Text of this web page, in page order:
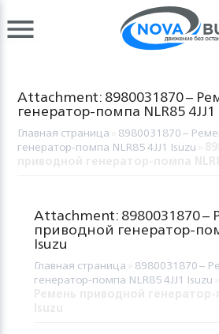
Attachment: 8980031870 –
генератор-помпа NLR85 4JJ1
Главная страница 8980031870 –
генератор-помпа NLR85 4JJ1 Isuzu
Attachment: 8980031870 –
приводной генератор-
Isuzu
Главная страница 8980031870 –
генератор-помпа NLR85 4JJ1 Isuzu